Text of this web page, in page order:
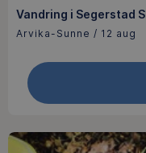
Vandring i Segerstad
Arvika-Sunne / 12 aug